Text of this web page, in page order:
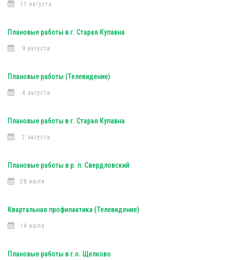
11 августа
Плановые работы в г. Старая Купавна
9 августа
Плановые работы (Телевидение)
4 августа
Плановые работы в г. Старая Купавна
2 августа
Плановые работы в р. п. Свердловский
28 июля
Квартальная профилактика (Телевидение)
14 июля
Плановые работы в г.о. Щелково